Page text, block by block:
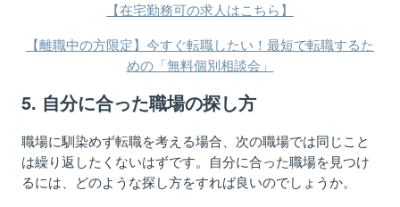
【在宅勤務可の求人はこちら】
【離職中の方限定】今すぐ転職したい！最短で転職するた
めの「無料個別相談会」
5. 自分に合った職場の探し方
職場に馴染めず転職を考える場合、次の職場では同じこと
は繰り返したくないはずです。自分に合った職場を見つけ
るには、どのような探し方をすれば良いのでしょうか。